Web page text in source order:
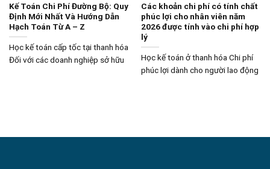
Kế Toán Chi Phí Đường Bộ: Quy
Định Mới Nhất Và Hướng Dẫn
Hạch Toán Từ A – Z
Học kế toán cấp tốc tại thanh hóa
Đối với các doanh nghiệp sở hữu
Các khoản chi phí có tính chất
phúc lợi cho nhân viên năm
2026 được tính vào chi phí hợp
lý
Học kế toán ở thanh hóa Chi phí
phúc lợi dành cho người lao động